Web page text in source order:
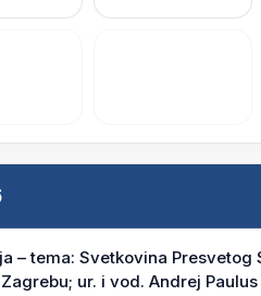
– tema: Svetkovina
ur. i vod. Andrej Paulus